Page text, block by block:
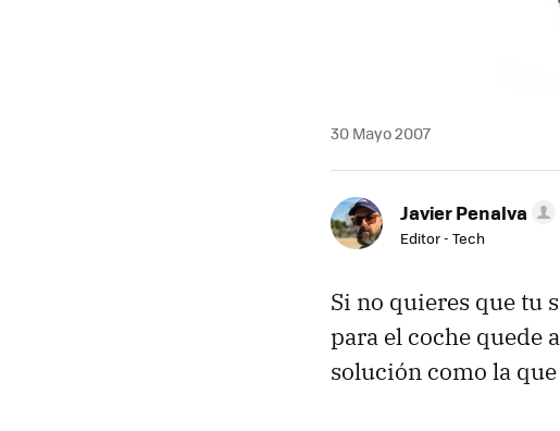
30 Mayo 2007
Javier Penalva
Editor - Tech
Si no quieres que tu
para el coche quede
solución como la